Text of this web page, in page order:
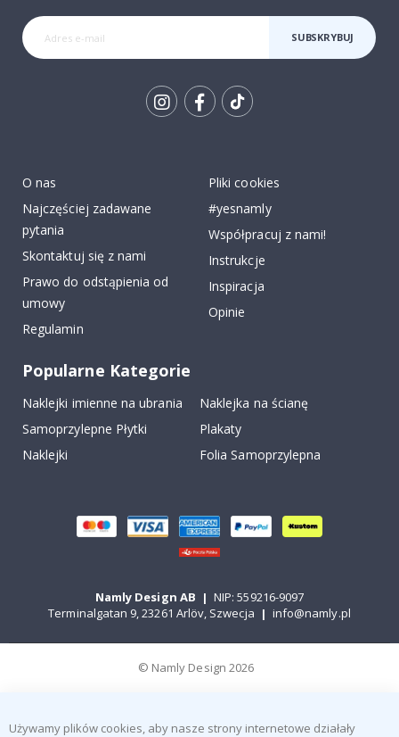
SUBSKRYBUJ
O nas
Najczęściej zadawane
pytania
Skontaktuj się z nami
Prawo do odstąpienia od
umowy
Regulamin
Pliki cookies
#yesnamly
Współpracuj z nami!
Instrukcje
Inspiracja
Opinie
Popularne Kategorie
Naklejki imienne na ubrania
Naklejka na ścianę
Samoprzylepne Płytki
Plakaty
Naklejki
Folia Samoprzylepna
Namly Design AB | NIP: 559216-9097
Terminalgatan 9, 23261 Arlöv, Szwecja | info@namly.pl
© Namly Design 2026
Używamy plików cookies, aby nasze strony internetowe działały